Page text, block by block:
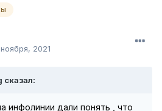
2021
сказал:
инфолинии дали понять , что